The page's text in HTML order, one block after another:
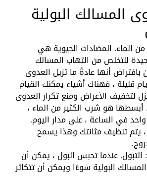
المسالك البولية
من الماء. المضادات الحيوية هي
للتخلص من التهاب المسالك
بافتراض أنها عادةً ما تزيل العدوى
قليلة ، فهناك أشياء يمكنك القيام
لتخفيف الأعراض ومنع تكرار العدوى
أبسطها هو شرب الكثير من الماء ،
في الساعة ، على مدار اليوم.
، يتم تنظيف مثانتك وهذا يسمح
التبول. عندما تحبس البول ، يمكن أن
البولية سوءًا ويمكن أن تتكاثر